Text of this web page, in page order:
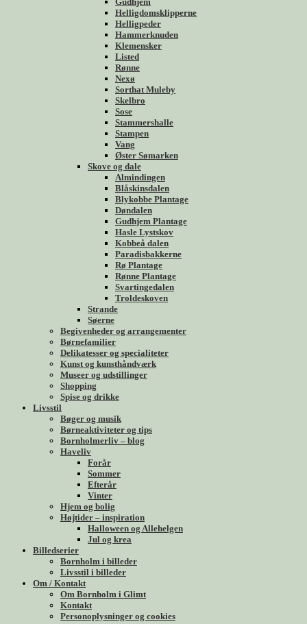
Helligdomsklipperne
Helligpeder
Hammerknuden
Klemensker
Listed
Rønne
Nexø
Sorthat Muleby
Skelbro
Sose
Stammershalle
Stampen
Vang
Øster Sømarken
Skove og dale
Almindingen
Blåskinsdalen
Blykobbe Plantage
Døndalen
Gudhjem Plantage
Hasle Lystskov
Kobbeå dalen
Paradisbakkerne
Rø Plantage
Rønne Plantage
Svartingedalen
Troldeskoven
Strande
Søerne
Begivenheder og arrangementer
Børnefamilier
Delikatesser og specialiteter
Kunst og kunsthåndværk
Museer og udstillinger
Shopping
Spise og drikke
Livsstil
Bøger og musik
Børneaktiviteter og tips
Bornholmerliv – blog
Haveliv
Forår
Sommer
Efterår
Vinter
Hjem og bolig
Højtider – inspiration
Halloween og Allehelgen
Jul og krea
Billedserier
Bornholm i billeder
Livsstil i billeder
Om / Kontakt
Om Bornholm i Glimt
Kontakt
Personoplysninger og cookies